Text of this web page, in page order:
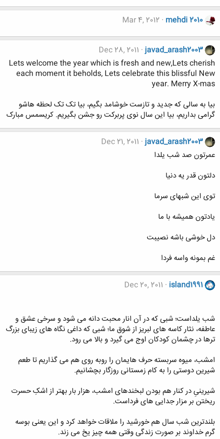
mehdi 2010
Mar 4, 2012
javad_arash2003
Dec 28, 2011
Lets welcome the year which is fresh and new,Lets cherish
each moment it beholds, Lets celebrate this blissful New
year. Merry X-mas
بیا به سالی که جدید و تازست خوشامد بگیم، بیا تک تک لحظه هاشو
گرامی بداریم، بیا این سال نوی پربرکت رو جشن بگیریم. کریسمس مبارک
javad_arash2003
Dec 21, 2011
عمرتون صد شب یلدا
دلتون قدر یه دنیا
توی این شبهای سرما
یادتون همیشه با ما
دل خوشی باشه نصیبت
غم بمونه واسه فردا
island1991
Dec 20, 2011
شب یلداست؛ شبى که در آن انار محبت دانه مى شود و سرخى عشق و
عاطفه، نثار کاسه هاى لبریز از شوق ما؛ شبى که داغى نگاه هاى زیباى بزرگ
ترها در چشمان کودکان اوج مى گیرد و بالا مى رود.
امشب، میوه سربسته حرف هایمان را روبه روى هم مى گذاریم تا طعم
شیرین دوستى را به کام زمستانى روزگار بچشانیم.
شیرینىِ در کنار هم بودن لبخندهاى امشب، هزار بار بهتر از اشکِ حسرت
ریختن بر مزار جدایى هاى فرداست.
بلندترین شب سال هم خورشید را ملاقات خواهد کرد و این یعنی بوسه
گرم خداوند بر صورت زندگی وقتی همه چیز یخ می زند.